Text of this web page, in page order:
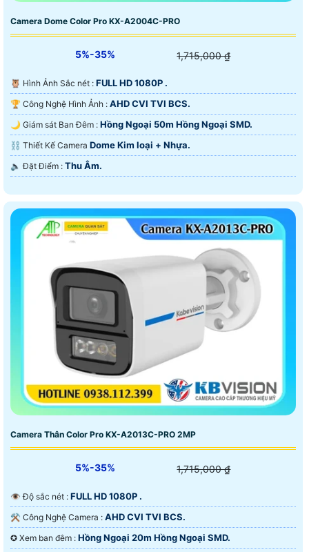
Camera Dome Color Pro KX-A2004C-PRO
5%-35% 1,715,000 ₫
🦉 Hình Ảnh Sắc nét : FULL HD 1080P .
🏆 Công Nghệ Hình Ảnh : AHD CVI TVI BCS.
🌙 Giám sát Ban Đêm : Hồng Ngoại 50m Hồng Ngoại SMD.
⛓ Thiết Kế Camera Dome Kim loại + Nhựa.
️🔈 Đặt Điểm : Thu Âm.
Camera Thân Color Pro KX-A2013C-PRO 2MP
5%-35% 1,715,000 ₫
👁 Độ sắc nét : FULL HD 1080P .
⚒ Công Nghệ Camera : AHD CVI TVI BCS.
✪ Xem ban đêm : Hồng Ngoại 20m Hồng Ngoại SMD.